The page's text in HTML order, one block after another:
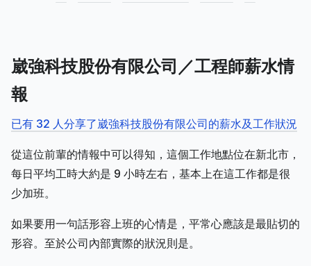
崴強科技股份有限公司／工程師薪水情
報
已有 32 人分享了崴強科技股份有限公司的薪水及工作狀況
從這位前輩的情報中可以得知，這個工作地點位在新北市，
每日平均工時大約是 9 小時左右，基本上在這工作都是很
少加班。
如果要用一句話形容上班的心情是，平常心應該是最貼切的
形容。至於公司內部實際的狀況則是。